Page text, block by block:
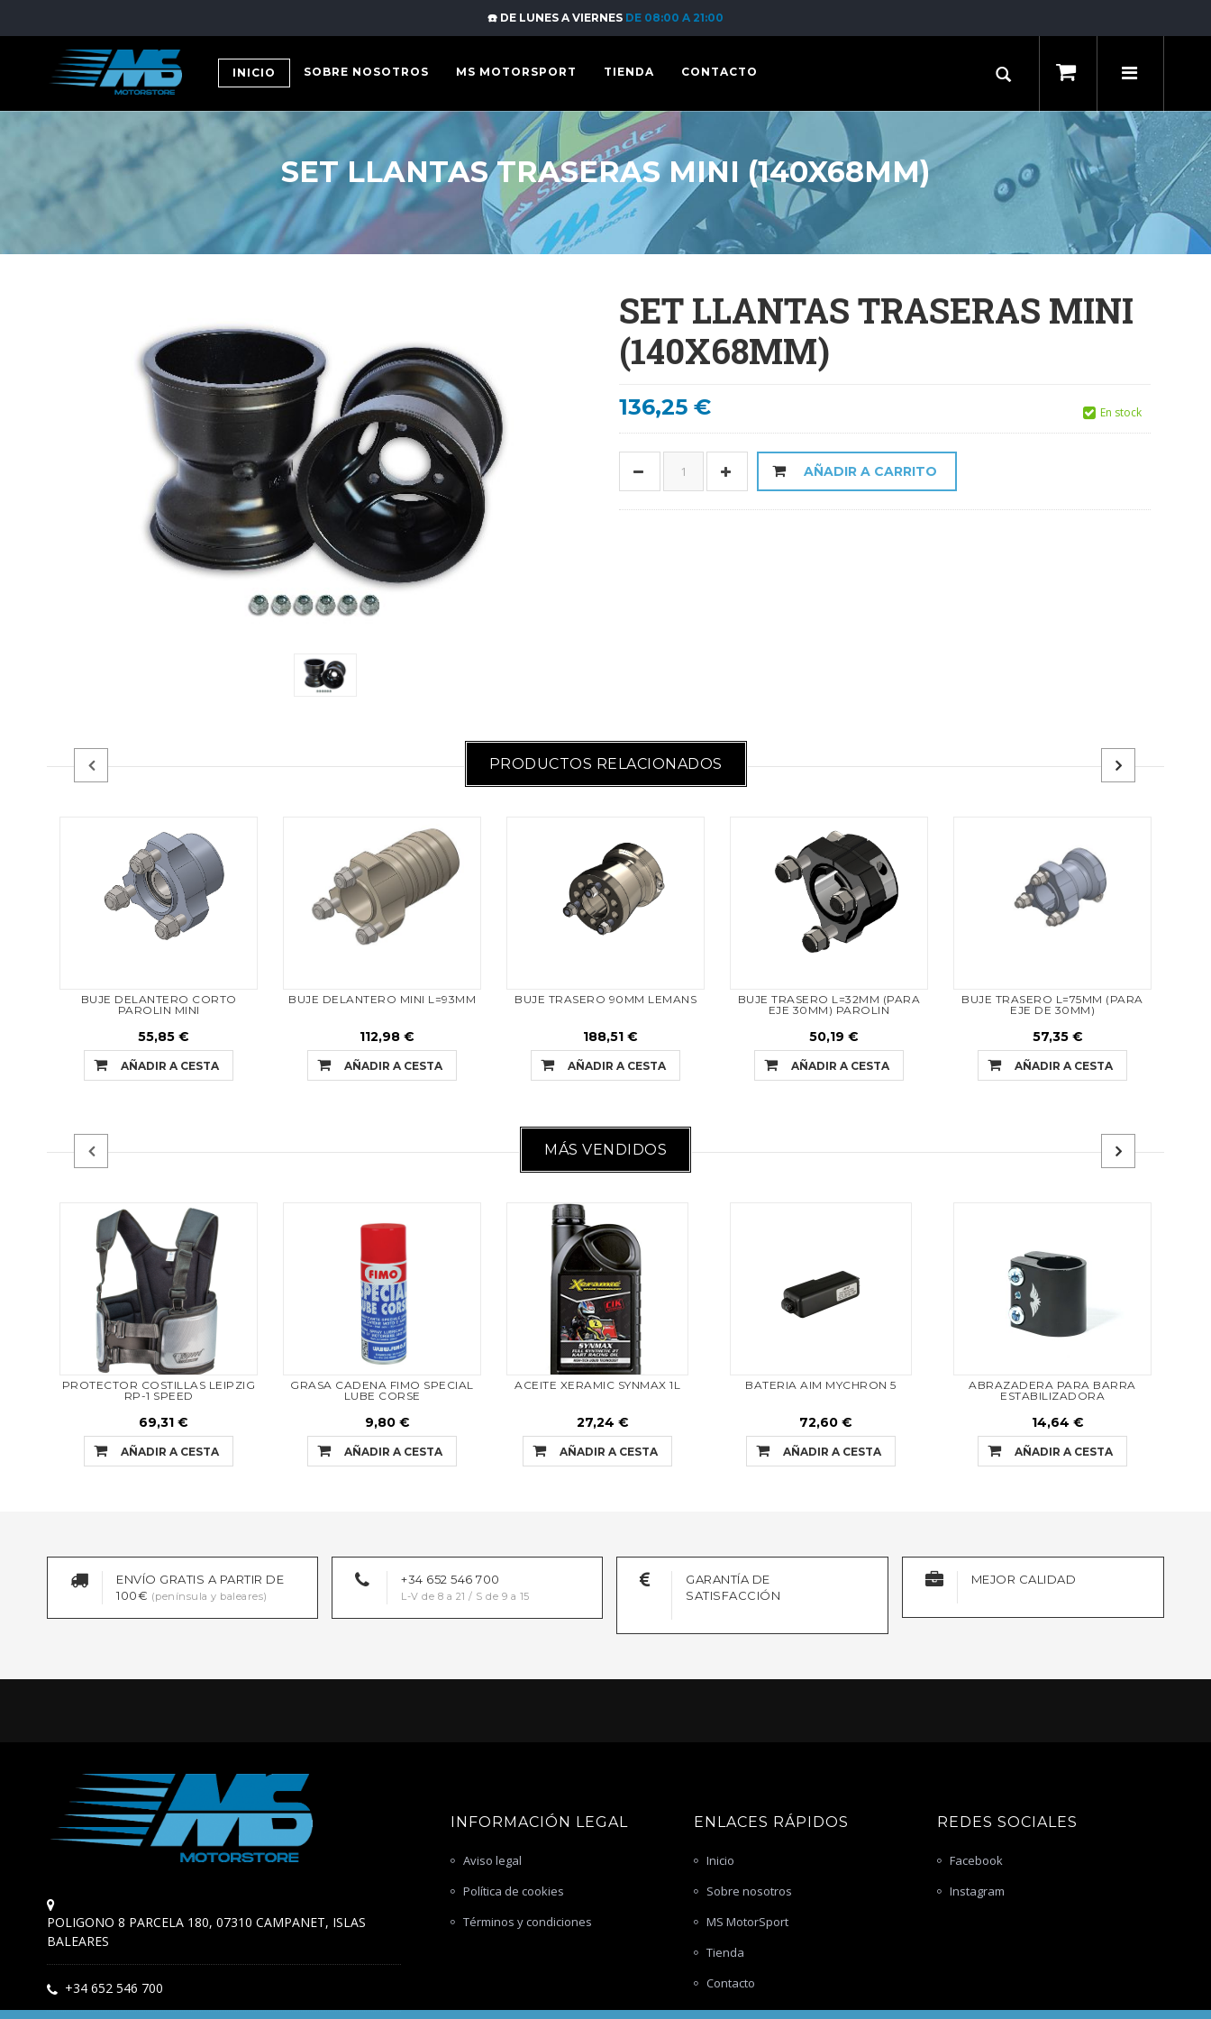
☎️ DE LUNES A VIERNES DE 08:00 A 21:00
INICIO SOBRE NOSOTROS MS MOTORSPORT TIENDA CONTACTO
SET LLANTAS TRASERAS MINI (140X68MM)
SET LLANTAS TRASERAS MINI
(140X68MM)
136,25 € En stock
AÑADIR A CARRITO
PRODUCTOS RELACIONADOS
BUJE DELANTERO CORTO
PAROLIN MINI
55,85 €
AÑADIR A CESTA
BUJE DELANTERO MINI L=93MM
112,98 €
AÑADIR A CESTA
BUJE TRASERO 90MM LEMANS
188,51 €
AÑADIR A CESTA
BUJE TRASERO L=32MM (PARA
EJE 30MM) PAROLIN
50,19 €
AÑADIR A CESTA
BUJE TRASERO L=75MM (PARA
EJE DE 30MM)
57,35 €
AÑADIR A CESTA
MÁS VENDIDOS
PROTECTOR COSTILLAS LEIPZIG
RP-1 SPEED
69,31 €
AÑADIR A CESTA
GRASA CADENA FIMO SPECIAL
LUBE CORSE
9,80 €
AÑADIR A CESTA
ACEITE XERAMIC SYNMAX 1L
27,24 €
AÑADIR A CESTA
BATERIA AIM MYCHRON 5
72,60 €
AÑADIR A CESTA
ABRAZADERA PARA BARRA
ESTABILIZADORA
14,64 €
AÑADIR A CESTA
ENVÍO GRATIS A PARTIR DE
100€ (península y baleares)
+34 652 546 700
L-V de 8 a 21 / S de 9 a 15
GARANTÍA DE
SATISFACCIÓN
MEJOR CALIDAD
POLIGONO 8 PARCELA 180, 07310 CAMPANET, ISLAS
BALEARES
+34 652 546 700
INFORMACIÓN LEGAL
Aviso legal
Política de cookies
Términos y condiciones
ENLACES RÁPIDOS
Inicio
Sobre nosotros
MS MotorSport
Tienda
Contacto
REDES SOCIALES
Facebook
Instagram